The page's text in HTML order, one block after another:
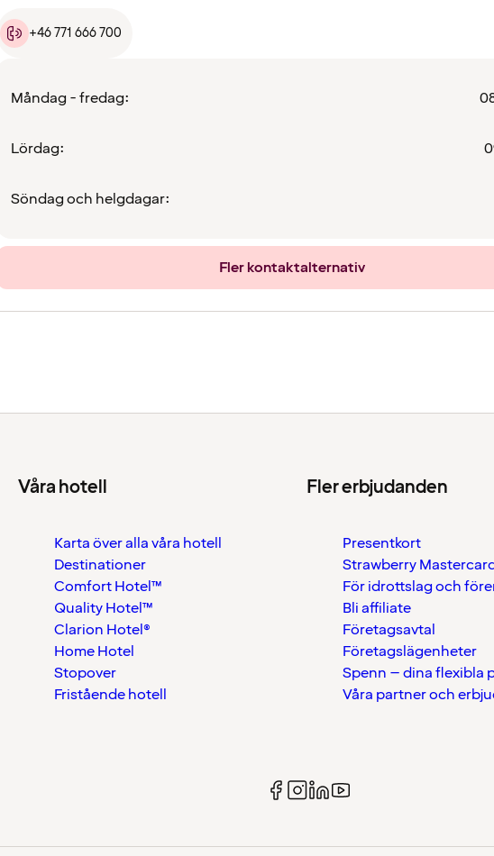
+46 771 666 700
Måndag - fredag:
Lördag:
Söndag och helgdagar:
Fler kontaktalternativ
Våra hotell
Karta över alla våra hotell
Destinationer
Comfort Hotel™
Quality Hotel™
Clarion Hotel®
Home Hotel
Stopover
Fristående hotell
Fler erbjudanden
Presentkort
Strawberry
För idrottslag och
Bli affiliate
Företagsavtal
Företagslägenheter
Spenn – dina flexibla
Våra partner och